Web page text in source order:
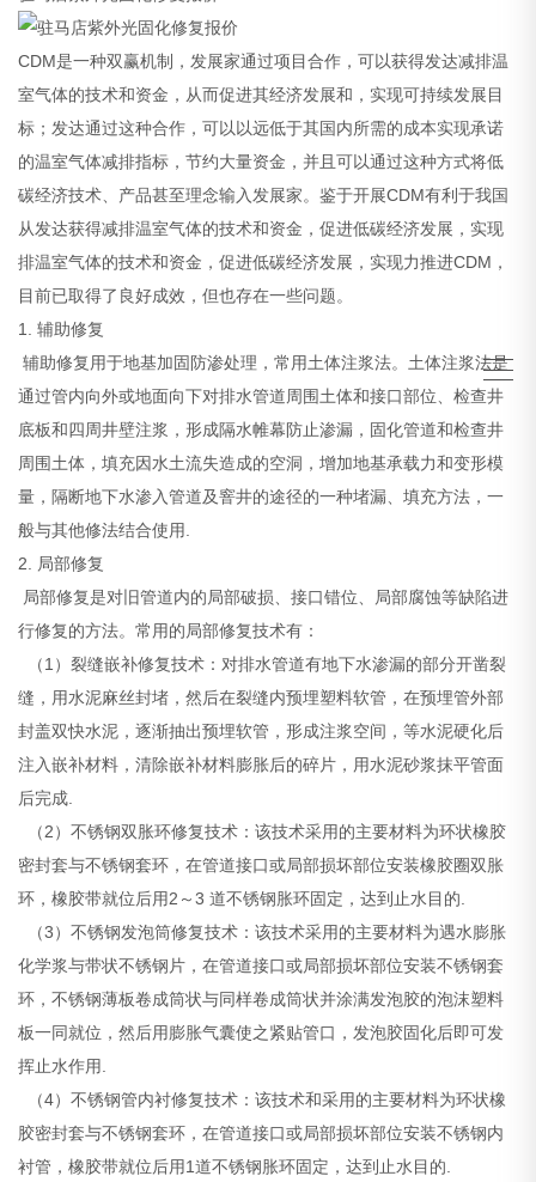
CDM是一种双赢机制，发展家通过项目合作，可以获得发达减排温
室气体的技术和资金，从而促进其经济发展和，实现可持续发展目
标；发达通过这种合作，可以以远低于其国内所需的成本实现承诺
的温室气体减排指标，节约大量资金，并且可以通过这种方式将低
碳经济技术、产品甚至理念输入发展家。鉴于开展CDM有利于我国
从发达获得减排温室气体的技术和资金，促进低碳经济发展，实现
排温室气体的技术和资金，促进低碳经济发展，实现力推进CDM，
目前已取得了良好成效，但也存在一些问题。
1. 辅助修复
辅助修复用于地基加固防渗处理，常用土体注浆法。土体注浆法是
通过管内向外或地面向下对排水管道周围土体和接口部位、检查井
底板和四周井壁注浆，形成隔水帷幕防止渗漏，固化管道和检查井
周围土体，填充因水土流失造成的空洞，增加地基承载力和变形模
量，隔断地下水渗入管道及窨井的途径的一种堵漏、填充方法，一
般与其他修法结合使用.
2. 局部修复
局部修复是对旧管道内的局部破损、接口错位、局部腐蚀等缺陷进
行修复的方法。常用的局部修复技术有：
（1）裂缝嵌补修复技术：对排水管道有地下水渗漏的部分开凿裂
缝，用水泥麻丝封堵，然后在裂缝内预埋塑料软管，在预埋管外部
封盖双快水泥，逐渐抽出预埋软管，形成注浆空间，等水泥硬化后
注入嵌补材料，清除嵌补材料膨胀后的碎片，用水泥砂浆抹平管面
后完成.
（2）不锈钢双胀环修复技术：该技术采用的主要材料为环状橡胶
密封套与不锈钢套环，在管道接口或局部损坏部位安装橡胶圈双胀
环，橡胶带就位后用2～3 道不锈钢胀环固定，达到止水目的.
（3）不锈钢发泡筒修复技术：该技术采用的主要材料为遇水膨胀
化学浆与带状不锈钢片，在管道接口或局部损坏部位安装不锈钢套
环，不锈钢薄板卷成筒状与同样卷成筒状并涂满发泡胶的泡沫塑料
板一同就位，然后用膨胀气囊使之紧贴管口，发泡胶固化后即可发
挥止水作用.
（4）不锈钢管内衬修复技术：该技术和采用的主要材料为环状橡
胶密封套与不锈钢套环，在管道接口或局部损坏部位安装不锈钢内
衬管，橡胶带就位后用1道不锈钢胀环固定，达到止水目的.